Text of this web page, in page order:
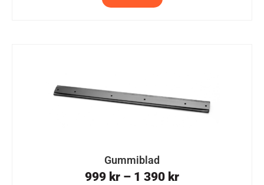
Gummiblad
999 kr – 1 390 kr